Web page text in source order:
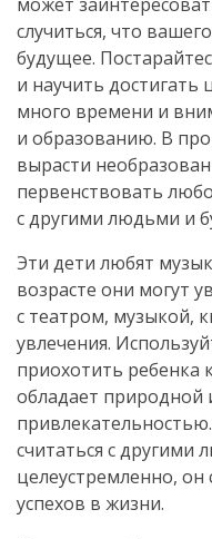
случиться, что
будущее.
и научить достигать
много времени и
и образованию. В
вырасти
первенствовать
с другими людьми и
Эти дети любят
возрасте они могут
с театром, музыкой,
увлечения.
приохотить ребенка
обладает природной
считаться с другими
целеустремленно,
успехов в жизни.